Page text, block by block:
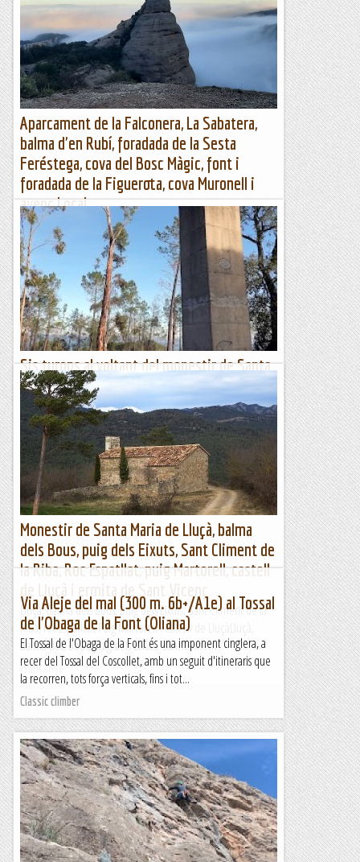
matí. Ubicació: Comarca d’Osona. Temps aproximat: 5 h 15
min (16,3 km) Desnivell: 591 m...
Maifemcim.cat
Aparcament de la Falconera, La Sabatera,
balma d'en Rubí, foradada de la Sesta
Feréstega, cova del Bosc Màgic, font i
foradada de la Figuerota, cova Muronell i
avenc Local
Aparcament Falconera, La Sabatera, balma d'en Rubí, cova
Bosc Màgic, font i foradada de la Figuerota i cova
MuronellAparcament Falconera, La Sabatera, balma d'en
Rubí,...
Muntanya
Sis turons al voltant del monestir de Santa
Maria de Roca-Rossa (460 m)
Dissabte 3 de febrer de 2024MatinalHora de sortida: Vuit del
matí. Ubicació: Comarca del Maresme. Temps aproximat: 3
h 15 min (8,4 km) Desnivell: 280 m...
Maifemcim.cat
Monestir de Santa Maria de Lluçà, balma
dels Bous, puig dels Eixuts, Sant Climent de
la Riba, Roc Espatllat, puig Martorell, castell
Lluçà, Balma dels Bous, puig dels Eixuts, Sant Climent de la
Riba, roc Espatllat, Puig Martorell i Castell de LluçàLluçà,
Balma dels Bous, puig dels Eixuts, Sant Climent...
Muntanya
Via Aleje del mal (300 m. 6b+/A1e) al Tossal
de l'Obaga de la Font (Oliana)
El Tossal de l'Obaga de la Font és una imponent cinglera, a
recer del Tossal del Coscollet, amb un seguit d'itineraris que
la recorren, tots força verticals, fins i tot...
Classic climber